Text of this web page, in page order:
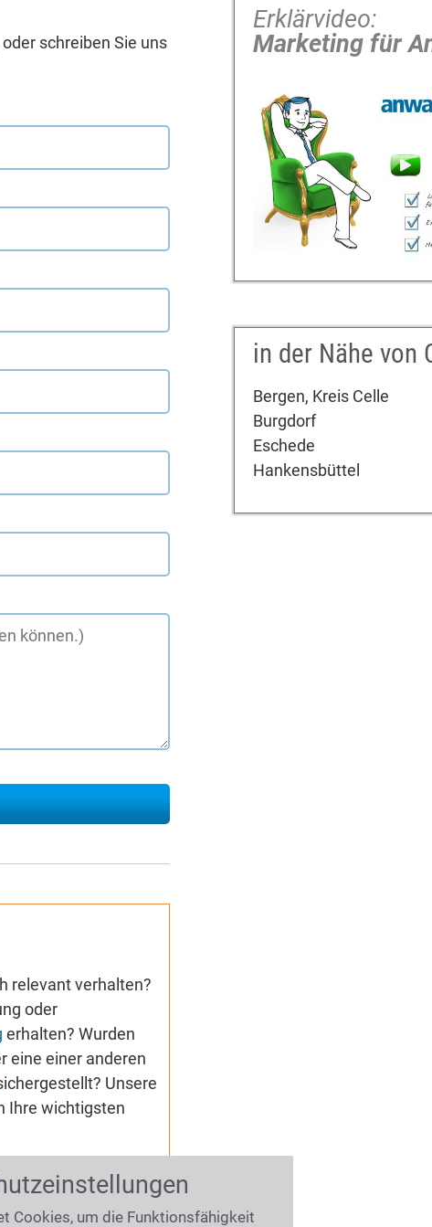
schreiben Sie uns
relevant verhalten?
oder
erhalten? Wurden
eine einer anderen
Unsere
Ihre wichtigsten
Erklärvideo:
Marketing für
in der Nähe von
Bergen, Kreis Celle
Burgdorf
Eschede
Hankensbüttel
Cookies, um die Funktionsfähigkeit